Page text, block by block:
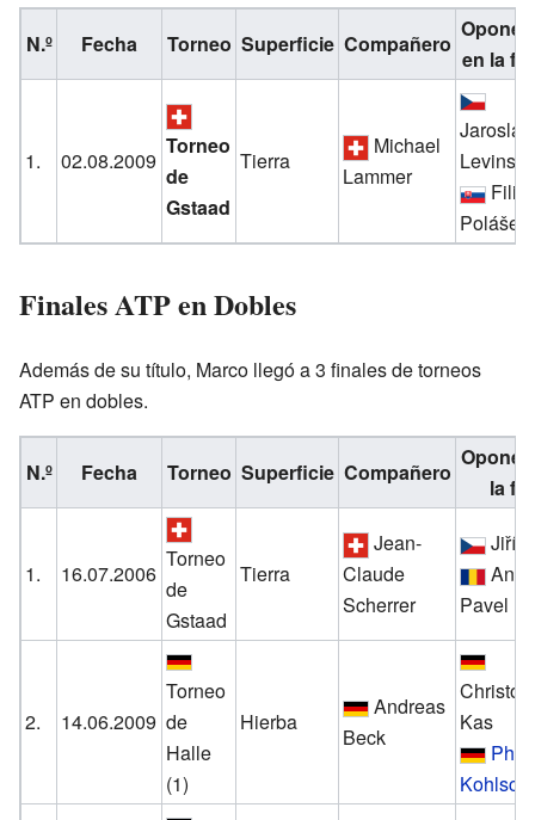
N.º Fecha Torneo Superficie Compañero
en la
1. 02.08.2009
Torneo
de
Gstaad
Tierra
Michael
Lammer
Jaroslav
Levinský
Filip
Polášek
Finales ATP en Dobles
Además de su título, Marco llegó a 3 finales de torneos
ATP en dobles.
N.º Fecha Torneo Superficie Compañero
la
1. 16.07.2006
Torneo
de
Gstaad
Tierra
Jean-
Claude
Scherrer
Jiří
Pavel
2. 14.06.2009
Torneo
de
Halle
(1)
Hierba
Andreas
Beck
Kas